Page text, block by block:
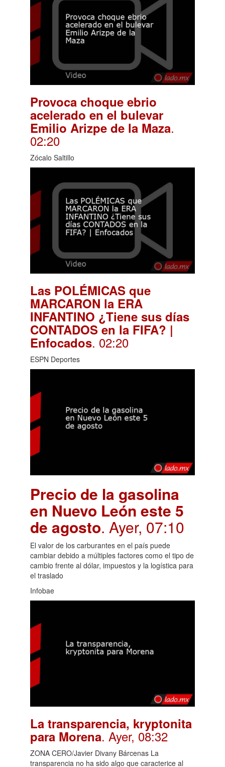
Provoca choque ebrio
acelerado en el bulevar
Emilio Arizpe de la Maza.
02:20
Zócalo Saltillo
Las POLÉMICAS que
MARCARON la ERA
INFANTINO ¿Tiene sus días
CONTADOS en la FIFA? |
Enfocados. 02:20
ESPN Deportes
Precio de la gasolina
en Nuevo León este 5
de agosto. Ayer, 07:10
El valor de los carburantes en el país puede
cambiar debido a múltiples factores como el tipo de
cambio frente al dólar, impuestos y la logística para
el traslado
Infobae
La transparencia, kryptonita
para Morena. Ayer, 08:32
ZONA CERO/Javier Divany Bárcenas La
transparencia no ha sido algo que caracterice al